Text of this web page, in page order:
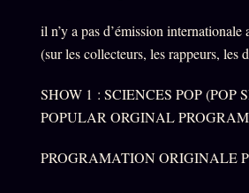
il n’y a pas d’émission internationale
(sur les collecteurs, les rappeurs, les
SHOW 1 : SCIENCES POP (POP
POPULAR ORGINAL
PROGRAMATION ORIGINALE